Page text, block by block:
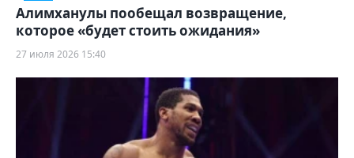
Алимханулы пообещал возвращение,
которое «будет стоить ожидания»
27 июля 2026 15:40